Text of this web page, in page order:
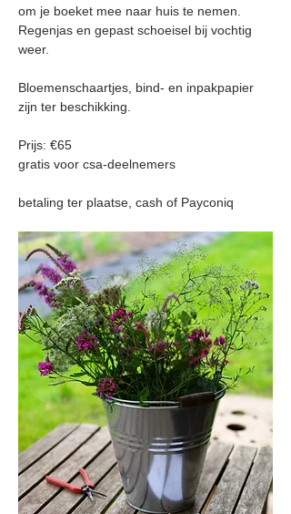
om je boeket mee naar huis te nemen.
Regenjas en gepast schoeisel bij vochtig
weer.
Bloemenschaartjes, bind- en inpakpapier
zijn ter beschikking.
Prijs: €65
gratis voor csa-deelnemers
betaling ter plaatse, cash of Payconiq